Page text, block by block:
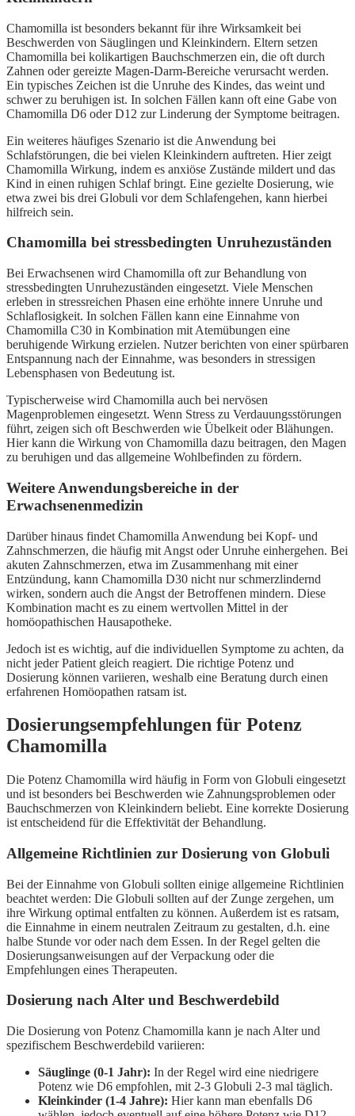
Chamomilla ist besonders bekannt für ihre Wirksamkeit bei
Beschwerden von Säuglingen und Kleinkindern. Eltern setzen
Chamomilla bei kolikartigen Bauchschmerzen ein, die oft durch
Zahnen oder gereizte Magen-Darm-Bereiche verursacht werden.
Ein typisches Zeichen ist die Unruhe des Kindes, das weint und
schwer zu beruhigen ist. In solchen Fällen kann oft eine Gabe von
Chamomilla D6 oder D12 zur Linderung der Symptome beitragen.
Ein weiteres häufiges Szenario ist die Anwendung bei
Schlafstörungen, die bei vielen Kleinkindern auftreten. Hier zeigt
Chamomilla Wirkung, indem es anxiöse Zustände mildert und das
Kind in einen ruhigen Schlaf bringt. Eine gezielte Dosierung, wie
etwa zwei bis drei Globuli vor dem Schlafengehen, kann hierbei
hilfreich sein.
Chamomilla bei stressbedingten Unruhezuständen
Bei Erwachsenen wird Chamomilla oft zur Behandlung von
stressbedingten Unruhezuständen eingesetzt. Viele Menschen
erleben in stressreichen Phasen eine erhöhte innere Unruhe und
Schlaflosigkeit. In solchen Fällen kann eine Einnahme von
Chamomilla C30 in Kombination mit Atemübungen eine
beruhigende Wirkung erzielen. Nutzer berichten von einer spürbaren
Entspannung nach der Einnahme, was besonders in stressigen
Lebensphasen von Bedeutung ist.
Typischerweise wird Chamomilla auch bei nervösen
Magenproblemen eingesetzt. Wenn Stress zu Verdauungsstörungen
führt, zeigen sich oft Beschwerden wie Übelkeit oder Blähungen.
Hier kann die Wirkung von Chamomilla dazu beitragen, den Magen
zu beruhigen und das allgemeine Wohlbefinden zu fördern.
Weitere Anwendungsbereiche in der
Erwachsenenmedizin
Darüber hinaus findet Chamomilla Anwendung bei Kopf- und
Zahnschmerzen, die häufig mit Angst oder Unruhe einhergehen. Bei
akuten Zahnschmerzen, etwa im Zusammenhang mit einer
Entzündung, kann Chamomilla D30 nicht nur schmerzlindernd
wirken, sondern auch die Angst der Betroffenen mindern. Diese
Kombination macht es zu einem wertvollen Mittel in der
homöopathischen Hausapotheke.
Jedoch ist es wichtig, auf die individuellen Symptome zu achten, da
nicht jeder Patient gleich reagiert. Die richtige Potenz und
Dosierung können variieren, weshalb eine Beratung durch einen
erfahrenen Homöopathen ratsam ist.
Dosierungsempfehlungen für Potenz
Chamomilla
Die Potenz Chamomilla wird häufig in Form von Globuli eingesetzt
und ist besonders bei Beschwerden wie Zahnungsproblemen oder
Bauchschmerzen von Kleinkindern beliebt. Eine korrekte Dosierung
ist entscheidend für die Effektivität der Behandlung.
Allgemeine Richtlinien zur Dosierung von Globuli
Bei der Einnahme von Globuli sollten einige allgemeine Richtlinien
beachtet werden: Die Globuli sollten auf der Zunge zergehen, um
ihre Wirkung optimal entfalten zu können. Außerdem ist es ratsam,
die Einnahme in einem neutralen Zeitraum zu gestalten, d.h. eine
halbe Stunde vor oder nach dem Essen. In der Regel gelten die
Dosierungsanweisungen auf der Verpackung oder die
Empfehlungen eines Therapeuten.
Dosierung nach Alter und Beschwerdebild
Die Dosierung von Potenz Chamomilla kann je nach Alter und
spezifischem Beschwerdebild variieren:
Säuglinge (0-1 Jahr): In der Regel wird eine niedrigere
Potenz wie D6 empfohlen, mit 2-3 Globuli 2-3 mal täglich.
Kleinkinder (1-4 Jahre): Hier kann man ebenfalls D6